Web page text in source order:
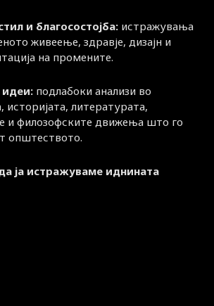
и благосостојба: истражувања
живеење, здравје, дизајн и
на промените.
идеи: подлабоки анализи во
историјата, литературата,
и филозофските движења што го
општеството.
ја истражуваме иднината